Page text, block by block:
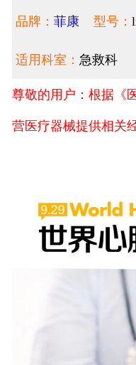
品牌： 菲康 型号：
适用科室： 急救科
尊敬的用户：根据《
营医疗器械提供相关